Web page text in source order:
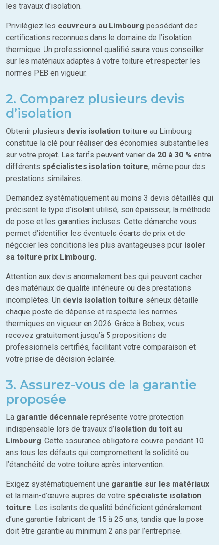
les travaux d’isolation.
Privilégiez les couvreurs au Limbourg possédant des
certifications reconnues dans le domaine de l’isolation
thermique. Un professionnel qualifié saura vous conseiller
sur les matériaux adaptés à votre toiture et respecter les
normes PEB en vigueur.
2. Comparez plusieurs devis
d’isolation
Obtenir plusieurs devis isolation toiture au Limbourg
constitue la clé pour réaliser des économies substantielles
sur votre projet. Les tarifs peuvent varier de 20 à 30 % entre
différents spécialistes isolation toiture, même pour des
prestations similaires.
Demandez systématiquement au moins 3 devis détaillés qui
précisent le type d’isolant utilisé, son épaisseur, la méthode
de pose et les garanties incluses. Cette démarche vous
permet d’identifier les éventuels écarts de prix et de
négocier les conditions les plus avantageuses pour isoler
sa toiture prix Limbourg.
Attention aux devis anormalement bas qui peuvent cacher
des matériaux de qualité inférieure ou des prestations
incomplètes. Un devis isolation toiture sérieux détaille
chaque poste de dépense et respecte les normes
thermiques en vigueur en 2026. Grâce à Bobex, vous
recevez gratuitement jusqu’à 5 propositions de
professionnels certifiés, facilitant votre comparaison et
votre prise de décision éclairée.
3. Assurez-vous de la garantie
proposée
La garantie décennale représente votre protection
indispensable lors de travaux d’isolation du toit au
Limbourg. Cette assurance obligatoire couvre pendant 10
ans tous les défauts qui compromettent la solidité ou
l’étanchéité de votre toiture après intervention.
Exigez systématiquement une garantie sur les matériaux
et la main-d’œuvre auprès de votre spécialiste isolation
toiture. Les isolants de qualité bénéficient généralement
d’une garantie fabricant de 15 à 25 ans, tandis que la pose
doit être garantie au minimum 2 ans par l’entreprise.